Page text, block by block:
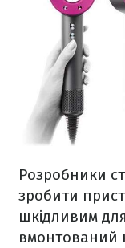
Розробники
зробити
шкідливим
вмонтований